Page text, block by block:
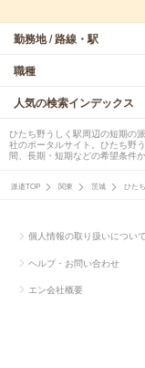
勤務地 / 路線・駅
職種
人気の検索インデックス
ひたち野うしく駅周辺の短期の
社のポータルサイト。ひたち野
間、長期・短期などの希望条件
派遣TOP 関東 茨城 ひた
個人情報の取り扱いについて
ヘルプ・お問い合わせ
エン会社概要